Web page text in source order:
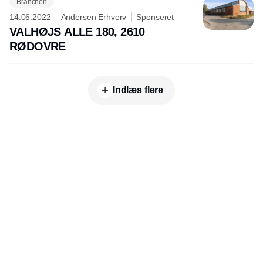
Branchen
14.06.2022 Andersen Erhverv Sponseret
VALHØJS ALLE 180, 2610
RØDOVRE
Indlæs flere